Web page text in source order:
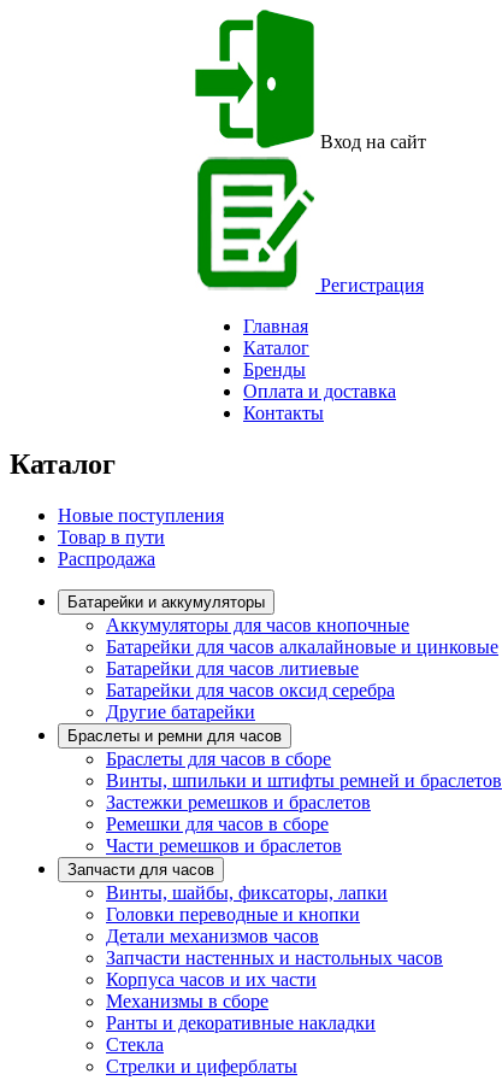
Вход на сайт
Регистрация
Главная
Каталог
Бренды
Оплата и доставка
Контакты
Каталог
Новые поступления
Товар в пути
Распродажа
Батарейки и аккумуляторы
Аккумуляторы для часов кнопочные
Батарейки для часов алкалайновые и цинковые
Батарейки для часов литиевые
Батарейки для часов оксид серебра
Другие батарейки
Браслеты и ремни для часов
Браслеты для часов в сборе
Винты, шпильки и штифты ремней и браслетов
Застежки ремешков и браслетов
Ремешки для часов в сборе
Части ремешков и браслетов
Запчасти для часов
Винты, шайбы, фиксаторы, лапки
Головки переводные и кнопки
Детали механизмов часов
Запчасти настенных и настольных часов
Корпуса часов и их части
Механизмы в сборе
Ранты и декоративные накладки
Стекла
Стрелки и циферблаты